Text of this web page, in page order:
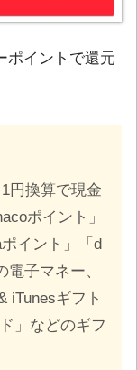
ポイントで還元
円換算で現金
ポイント」
イント」「d
子マネー、
iTunesギフト
」などのギフ